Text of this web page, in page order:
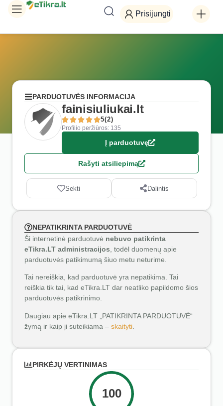
Prisijungti
PARDUOTUVĖS INFORMACIJA
fainisiuliukai.lt
5(2)
Profilio peržiūros: 135
Į parduotuvę
Rašyti atsiliepimą
Sekti Dalintis
NEPATIKRINTA PARDUOTUVĖ
Ši internetinė parduotuvė nebuvo patikrinta
eTikra.LT administracijos , todėl duomenų apie
parduotuvės patikimumą šiuo metu neturime.
Tai nereiškia, kad parduotuvė yra nepatikima. Tai
reiškia tik tai, kad eTikra.LT dar neatliko papildomo šios
parduotuvės patikrinimo.
Daugiau apie eTikra.LT „PATIKRINTA PARDUOTUVĖ“
žymą ir kaip ji suteikiama – skaityti
PIRKĖJŲ VERTINIMAS
100